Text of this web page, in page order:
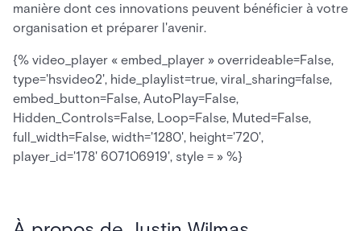
manière dont ces innovations peuvent bénéficier à votre
organisation et préparer l'avenir.
{% video_player « embed_player » overrideable=False,
type='hsvideo2', hide_playlist=true, viral_sharing=false,
embed_button=False, AutoPlay=False,
Hidden_Controls=False, Loop=False, Muted=False,
full_width=False, width='1280', height='720',
player_id='178' 607106919', style = » %}